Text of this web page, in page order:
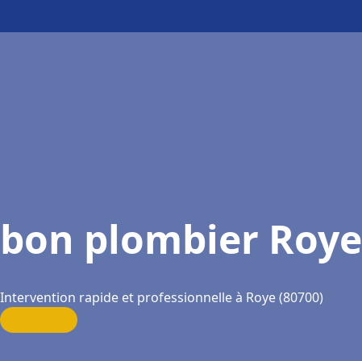
bon plombier Roye
Intervention rapide et professionnelle à Roye (80700)